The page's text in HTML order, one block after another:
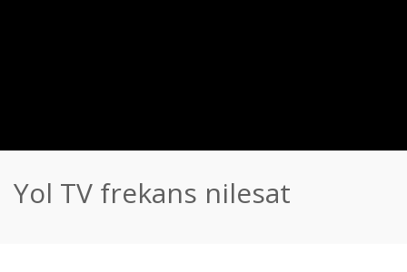
Yol TV frekans nilesat